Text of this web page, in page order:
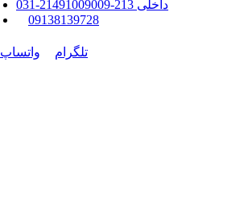
داخلی 213-214
91009009
-
031
09138139728
تلگرام واتساپ